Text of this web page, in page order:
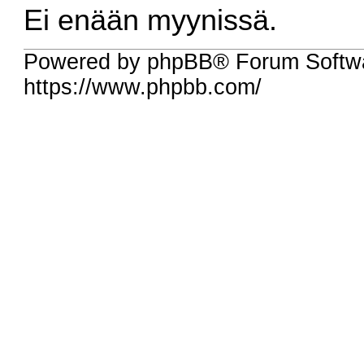
Ei enään myynissä.
Powered by phpBB® Forum
https://www.phpbb.com/